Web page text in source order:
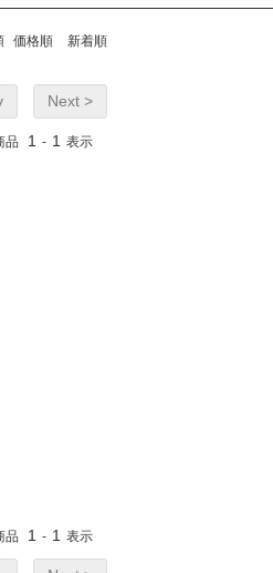
価格順 新着順
Next >
品 1 - 1 表示
品 1 - 1 表示